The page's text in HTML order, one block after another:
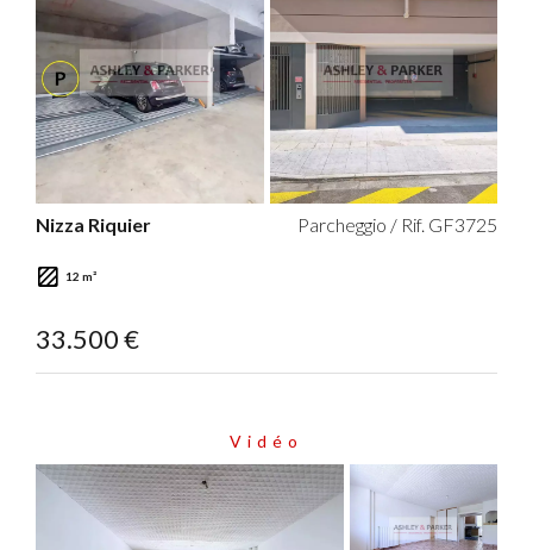
Nizza Riquier Parcheggio / Rif. GF3725
12 m²
33.500 €
Vidéo